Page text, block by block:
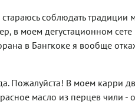
соблюдать традиции
в моем дегустационном
в Бангкоке я вообще
Пожалуйста! В моем карри
масло из перцев чили -